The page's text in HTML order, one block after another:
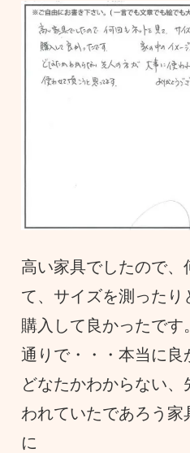
高い家具でしたので、
て、サイズを測ったり
購入して良かったで
通りで・・・本当に良
どなたかわからない
われていたであろう家
に